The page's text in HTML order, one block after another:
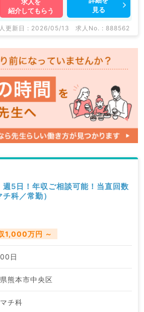
紹介してもらう
見る
更新日 : 2026/05/13 求人No. : 888562
週5日！年収ご相談可能！当直回数
科／常勤）
1,000万円 ～
日
熊本市中央区
チ科